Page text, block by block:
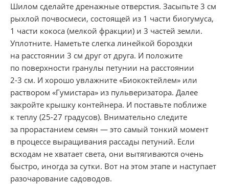
Шилом сделайте дренажные отверстия. Засыпьте 3 см
рыхлой почвосмеси, состоящей из 1 части биогумуса,
1 части кокоса (мелкой фракции) и 3 частей земли.
Уплотните. Наметьте слегка линейкой бороздки
на расстоянии 3 см друг от друга. И положите
по поверхности гранулы петунии на расстоянии
2-3 см. И хорошо увлажните «Биококтейлем» или
раствором «Гумистара» из пульверизатора. Далее
закройте крышку контейнера. И поставьте поближе
к теплу (25-27 градусов). Внимательно следите
за прорастанием семян — это самый тонкий момент
в процессе выращивания рассады петуний. Если
всходам не хватает света, они вытягиваются очень
быстро, иногда за сутки. Вот на этом этапе и наступает
разочарование садоводов.